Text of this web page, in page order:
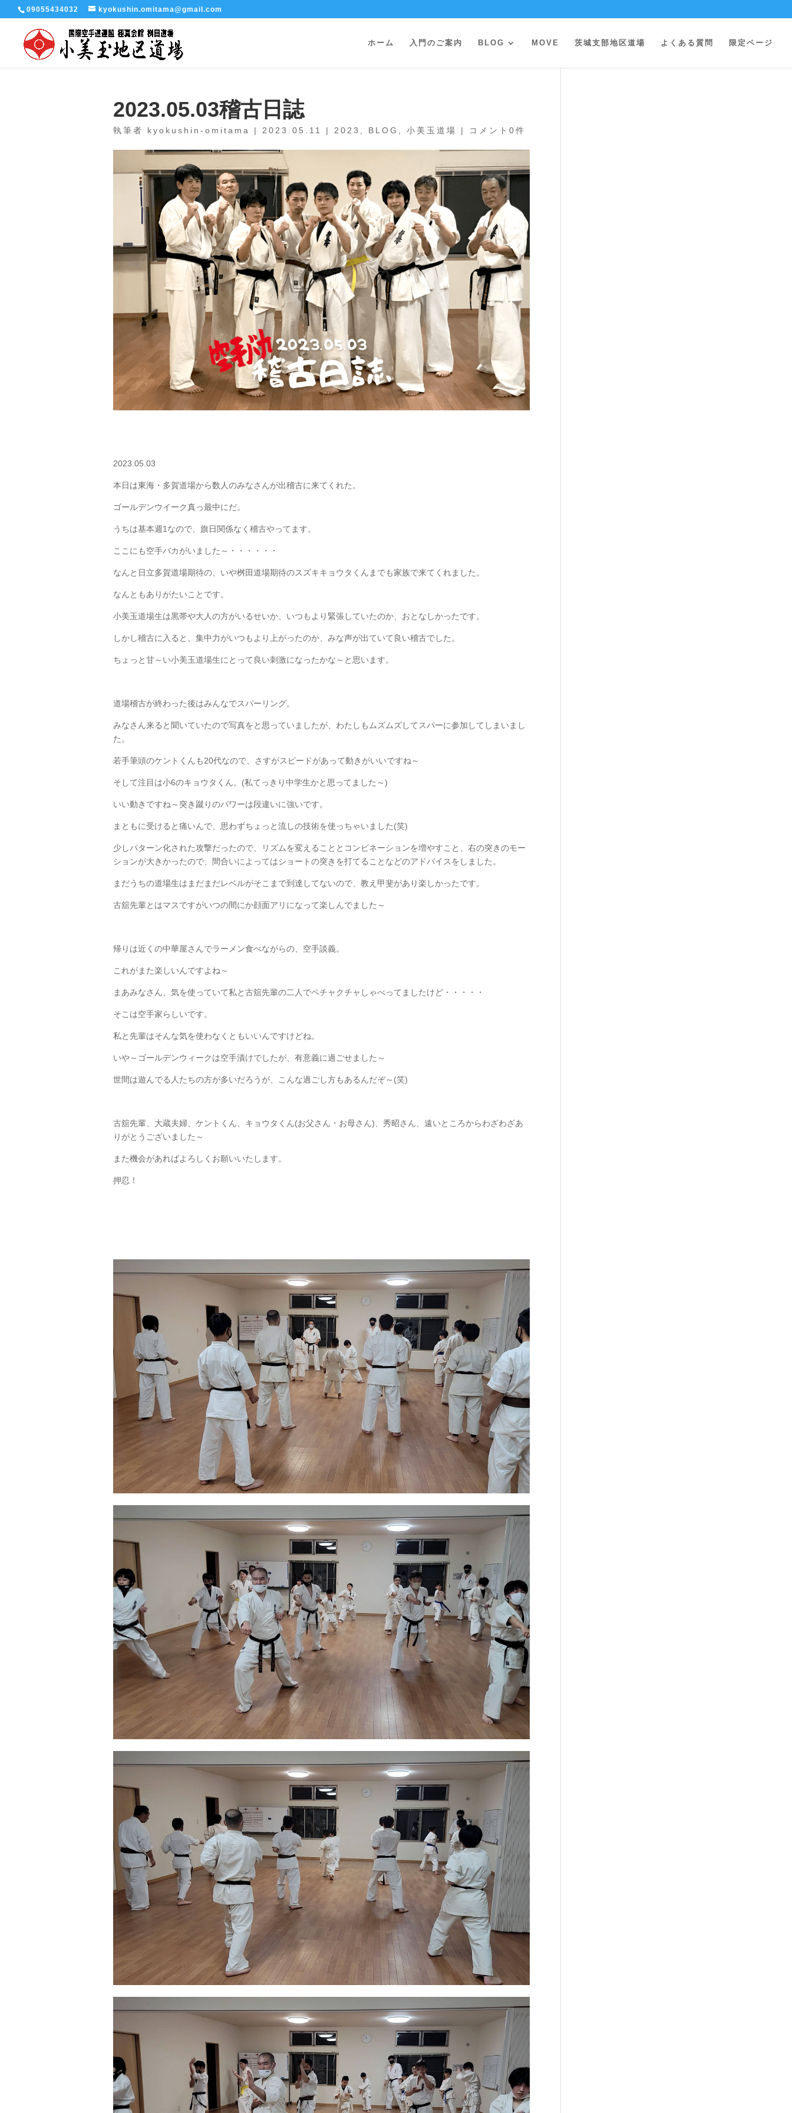
09055434032 kyokushin.omitama@gmail.com
ホーム 入門のご案内 BLOG MOVE 茨城支部地区道場 よくある質問 限定ページ
2023.05.03稽古日誌
執筆者 kyokushin-omitama | 2023.05.11 | 2023 BLOG 小美玉道場 | コメント0件
2023.05.03
本日は東海・多賀道場から数人のみなさんが出稽古に来てくれた。
ゴールデンウイーク真っ最中にだ。
うちは基本週1なので、旗日関係なく稽古やってます。
ここにも空手バカがいました～・・・・・・
なんと日立多賀道場期待の、いや桝田道場期待のスズキキョウタくんまでも家族で来てくれました。
なんともありがたいことです。
小美玉道場生は黒帯や大人の方がいるせいか、いつもより緊張していたのか、おとなしかったです。
しかし稽古に入ると、集中力がいつもより上がったのか、みな声が出ていて良い稽古でした。
ちょっと甘～い小美玉道場生にとって良い刺激になったかな～と思います。
道場稽古が終わった後はみんなでスパーリング。
みなさん来ると聞いていたので写真をと思っていましたが、わたしもムズムズしてスパーに参加してしまいまし
た。
若手筆頭のケントくんも20代なので、さすがスピードがあって動きがいいですね～
そして注目は小6のキョウタくん。(私てっきり中学生かと思ってました～)
いい動きですね～突き蹴りのパワーは段違いに強いです。
まともに受けると痛いんで、思わずちょっと流しの技術を使っちゃいました(笑)
少しパターン化された攻撃だったので、リズムを変えることとコンビネーションを増やすこと、右の突きのモー
ションが大きかったので、間合いによってはショートの突きを打てることなどのアドバイスをしました。
まだうちの道場生はまだまだレベルがそこまで到達してないので、教え甲斐があり楽しかったです。
古舘先輩とはマスですがいつの間にか顔面アリになって楽しんでました～
帰りは近くの中華屋さんでラーメン食べながらの、空手談義。
これがまた楽しいんですよね～
まあみなさん、気を使っていて私と古舘先輩の二人でペチャクチャしゃべってましたけど・・・・・
そこは空手家らしいです。
私と先輩はそんな気を使わなくともいいんですけどね。
いや～ゴールデンウィークは空手漬けでしたが、有意義に過ごせました～
世間は遊んでる人たちの方が多いだろうが、こんな過ごし方もあるんだぞ～(笑)
古舘先輩、大蔵夫婦、ケントくん、キョウタくん(お父さん・お母さん)、秀昭さん、遠いところからわざわざあ
りがとうございました～
また機会があればよろしくお願いいたします。
押忍！